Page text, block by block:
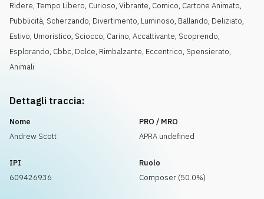
Ridere, Tempo Libero, Curioso, Vibrante, Comico, Cartone Animato,
Pubblicità, Scherzando, Divertimento, Luminoso, Ballando, Deliziato,
Estivo, Umoristico, Sciocco, Carino, Accattivante, Scoprendo,
Esplorando, Cbbc, Dolce, Rimbalzante, Eccentrico, Spensierato,
Animali
Dettagli traccia:
Nome
Andrew Scott
PRO / MRO
APRA undefined
IPI
609426936
Ruolo
Composer (50.0%)